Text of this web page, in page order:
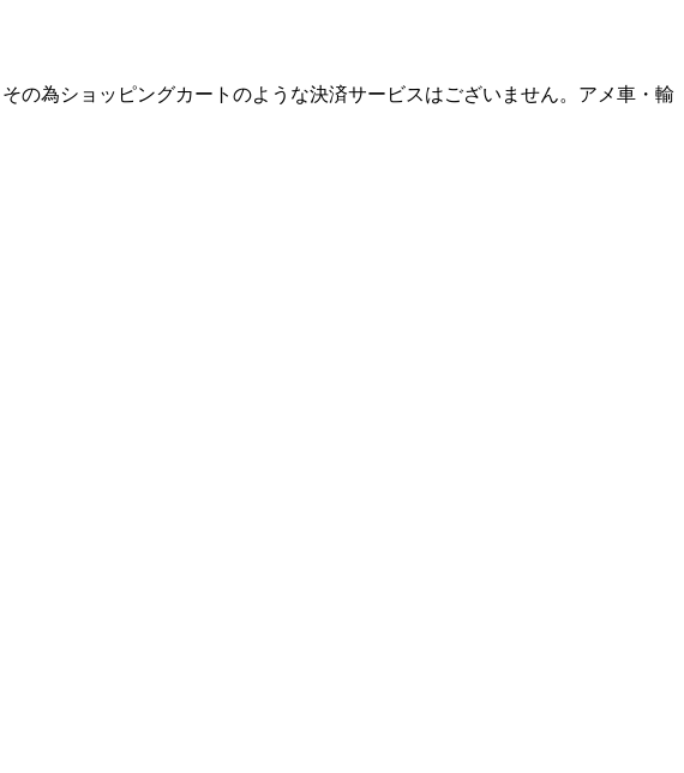
の為ショッピングカートのような決済サービスはございません。アメ車・輸